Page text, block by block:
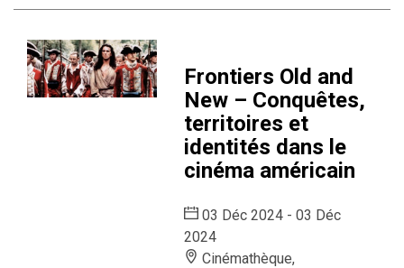
Frontiers Old and
New – Conquêtes,
territoires et
identités dans le
cinéma américain
03 Déc 2024 - 03 Déc
2024
Cinémathèque,